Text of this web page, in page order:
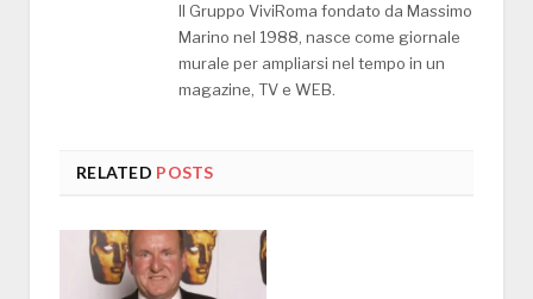
Il Gruppo ViviRoma fondato da Massimo
Marino nel 1988, nasce come giornale
murale per ampliarsi nel tempo in un
magazine, TV e WEB.
RELATED POSTS